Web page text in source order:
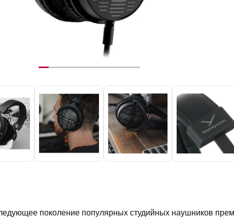
поколение популярных студийных наушников